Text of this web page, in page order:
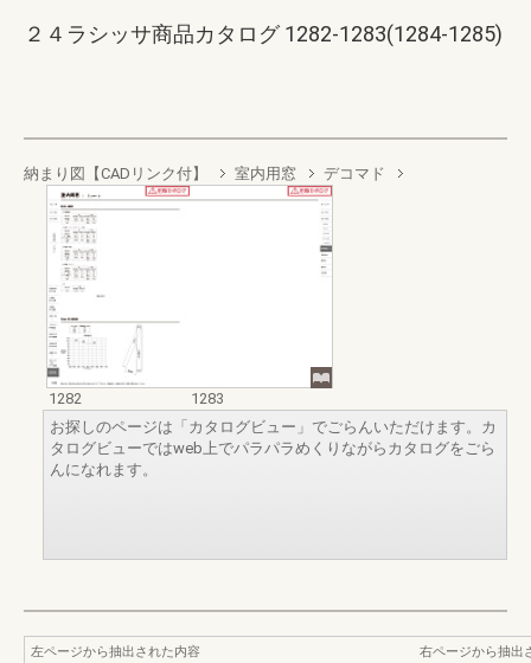
２４ラシッサ商品カタログ 1282-1283(1284-1285)
納まり図【CADリンク付】 室内用窓 デコマド
1282
1283
お探しのページは「カタログビュー」でごらんいただけます。カ
タログビューではweb上でパラパラめくりながらカタログをごら
んになれます。
左ページから抽出された内容
右ページから抽出